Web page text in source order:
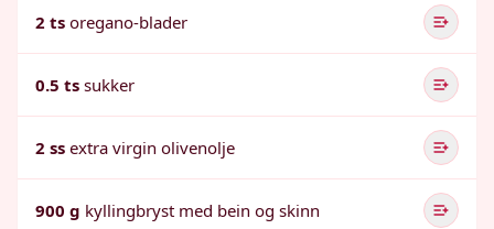
2 ts oregano-blader
0.5 ts sukker
2 ss extra virgin olivenolje
900 g kyllingbryst med bein og skinn